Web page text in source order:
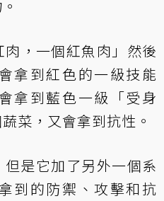
，一個紅魚肉」然後
拿到紅色的一級技能
拿到藍色一級「受身
菜，又會拿到抗性。
是它加了另外一個系
到的防禦、攻擊和抗